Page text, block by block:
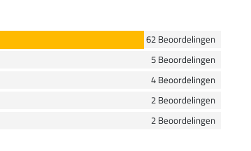
62 Beoordelingen
5 Beoordelingen
4 Beoordelingen
2 Beoordelingen
2 Beoordelingen